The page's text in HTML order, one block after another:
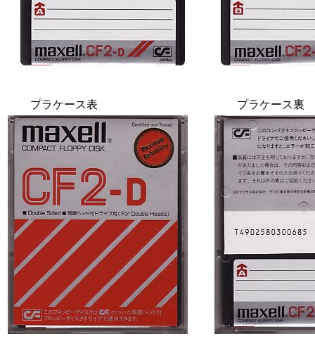
プラケース表 プラケース裏